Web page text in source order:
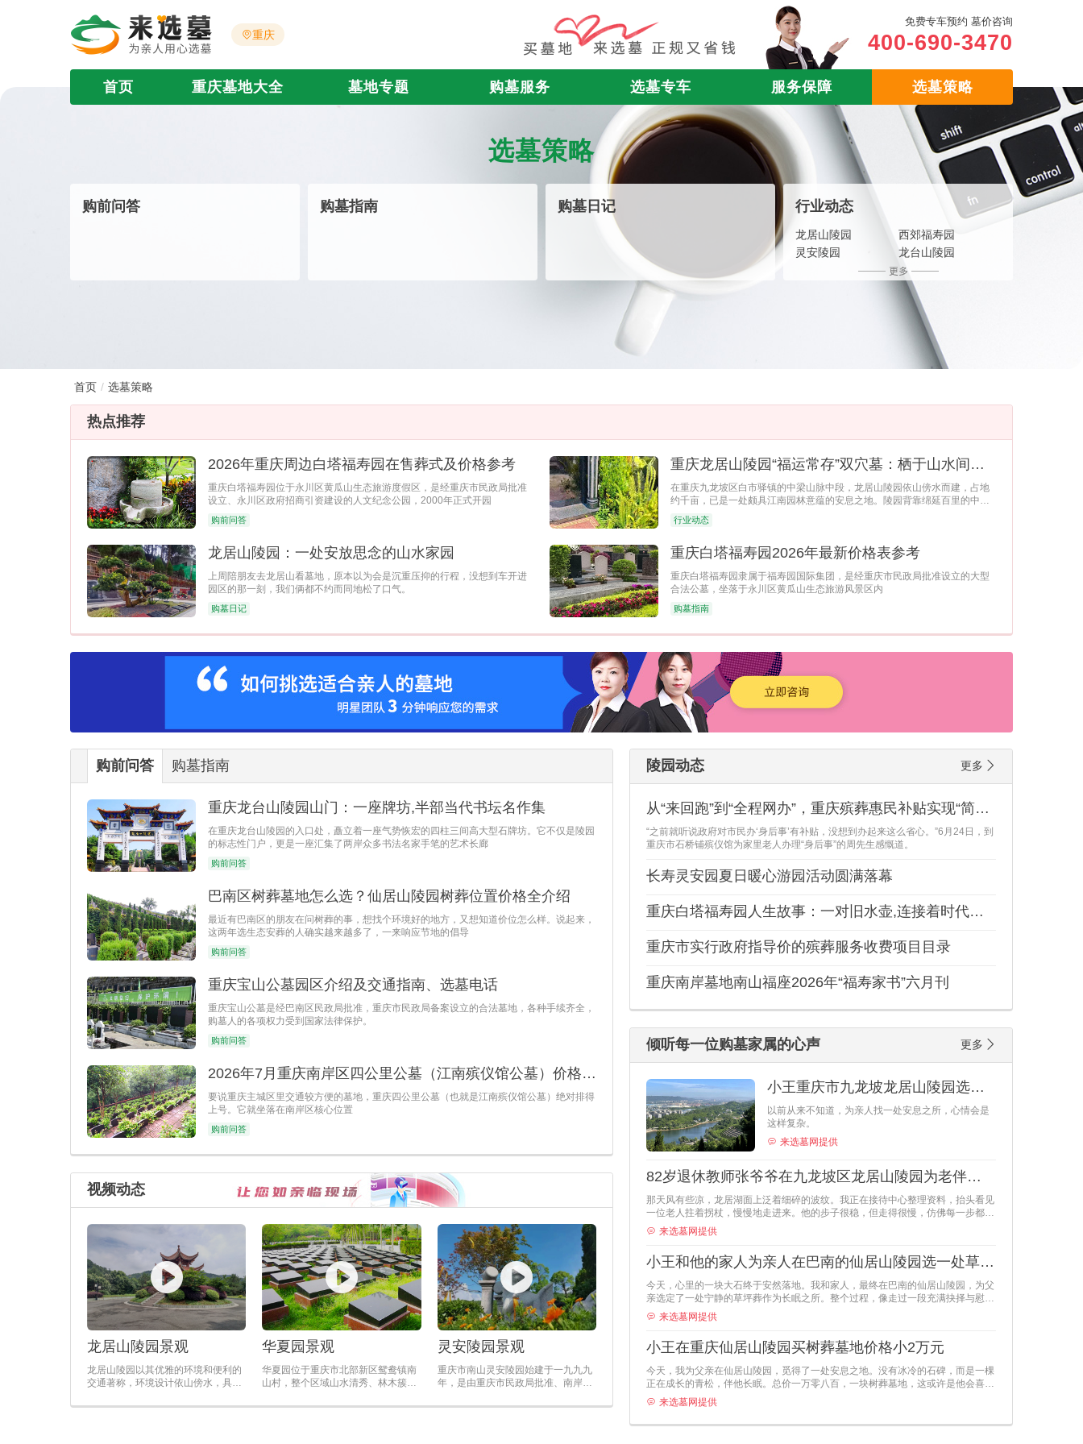
重庆
免费专车预约 墓价咨询
400-690-3470
首页 重庆墓地大全 墓地专题 购墓服务 选墓专车 服务保障 选墓策略
选墓策略
购前问答 购墓指南 购墓日记 行业动态
龙居山陵园
西郊福寿园
灵安陵园
龙台山陵园
福果山生命纪念园
南山福座
长寿灵安园
仙居山陵园
重庆白塔福寿园
首页 选墓策略
热点推荐
2026年重庆周边白塔福寿园在售葬式及价格参考
重庆白塔福寿园位于永川区黄瓜山生态旅游度假区，是经重庆市民政局批准
设立、永川区政府招商引资建设的人文纪念公园，2000年正式开园
购前问答
重庆龙居山陵园“福运常存”双穴墓：栖于山水间的永恒眷念
​在重庆九龙坡区白市驿镇的中梁山脉中段，龙居山陵园依山傍水而建，占地
约千亩，已是一处颇具江南园林意蕴的安息之地。陵园背靠绵延百里的中梁
山脉
行业动态
龙居山陵园：一处安放思念的山水家园
​上周陪朋友去龙居山看墓地，原本以为会是沉重压抑的行程，没想到车开进
园区的那一刻，我们俩都不约而同地松了口气。
购墓日记
重庆白塔福寿园2026年最新价格表参考
​重庆白塔福寿园隶属于福寿园国际集团，是经重庆市民政局批准设立的大型
合法公墓，坐落于永川区黄瓜山生态旅游风景区内
购墓指南
购前问答 购墓指南
重庆龙台山陵园山门：一座牌坊,半部当代书坛名作集
在重庆龙台山陵园的入口处，矗立着一座气势恢宏的四柱三间高大型石牌坊。它不仅是陵园
的标志性门户，更是一座汇集了两岸众多书法名家手笔的艺术长廊
购前问答
巴南区树葬墓地怎么选？仙居山陵园树葬位置价格全介绍
​最近有巴南区的朋友在问树葬的事，想找个环境好的地方，又想知道价位怎么样。说起来，
这两年选生态安葬的人确实越来越多了，一来响应节地的倡导
购前问答
重庆宝山公墓园区介绍及交通指南、选墓电话
重庆宝山公墓是经巴南区民政局批准，重庆市民政局备案设立的合法墓地，各种手续齐全，
购墓人的各项权力受到国家法律保护。
购前问答
2026年7月​重庆南岸区四公里公墓（江南殡仪馆公墓）价格表参考
要说重庆主城区里交通较方便的墓地，重庆四公里公墓（也就是江南殡仪馆公墓）绝对排得
上号。它就坐落在南岸区核心位置
购前问答
视频动态
龙居山陵园景观
龙居山陵园以其优雅的环境和便利的
交通著称，环境设计依山傍水，具有
一面朝湖。
华夏园景观
华夏园位于重庆市北部新区鸳鸯镇南
山村，整个区域山水清秀、林木簇
距沙坪坝约20公里。
灵安陵园景观
重庆市南山灵安陵园始建于一九九九
年，是由重庆市民政局批准、南岸区
续齐全。
陵园动态 更多
从“来回跑”到“全程网办”，重庆殡葬惠民补贴实现“简申即享”
“之前就听说政府对市民办‘身后事’有补贴，没想到办起来这么省心。”6月24日，到
重庆市石桥铺殡仪馆为家里老人办理“身后事”的周先生感慨道。
长寿灵安园夏日暖心游园活动圆满落幕
重庆白塔福寿园人生故事：一对旧水壶,连接着时代的重量与温度
重庆市实行政府指导价的殡葬服务收费项目目录
重庆南岸墓地南山福座2026年“福寿家书”六月刊
倾听每一位购墓家属的心声 更多
小王重庆市九龙坡龙居山陵园选墓经历,选个生态树葬2万左右
以前从来不知道，为亲人找一处安息之所，心情会是
这样复杂。
来选墓网提供
82岁退休教师张爷爷在九龙坡区龙居山陵园为老伴选墓
那天风有些凉，龙居湖面上泛着细碎的波纹。我正在接待中心整理资料，抬头看见
一位老人拄着拐杖，慢慢地走进来。他的步子很稳，但走得很慢，仿佛每一步都需
要认真思量。
来选墓网提供
小王和他的家人为亲人在巴南的仙居山陵园选一处草坪葬作为长眠之所
今天，心里的一块大石终于安然落地。我和家人，最终在巴南的仙居山陵园，为父
亲选定了一处宁静的草坪葬作为长眠之所。整个过程，像走过一段充满抉择与慰藉
的心路，值得细细记
来选墓网提供
小王在重庆仙居山陵园买树葬墓地价格小2万元
今天，我为父亲在仙居山陵园，觅得了一处安息之地。没有冰冷的石碑，而是一棵
正在成长的青松，伴他长眠。总价一万零八百，一块树葬墓地，这或许是他会喜欢
的归宿。
来选墓网提供